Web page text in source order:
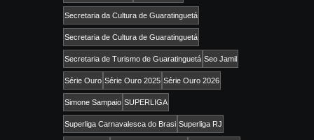
Secretaria da Cultura de Guaratinguetá
Secretaria de Cultura de Guaratinguetá
Secretaria de Turismo de Guaratinguetá Seo Jamil
Série Ouro Série Ouro 2025 Série Ouro 2026
Simone Sampaio SUPERLIGA
Superliga Carnavalesca do Brasi Superliga RJ